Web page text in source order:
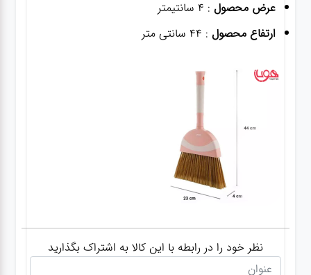
عرض محصول : 4 سانتیمتر
ارتفاع محصول : 44 سانتی متر
نظر خود را در رابطه با این کالا به اشتراک بگذارید